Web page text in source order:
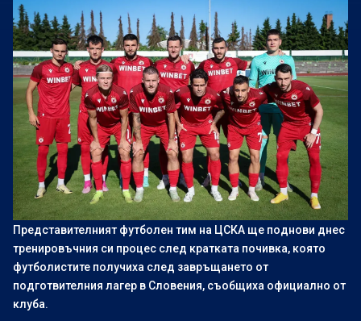
Представителният футболен тим на ЦСКА ще поднови днес
тренировъчния си процес след кратката почивка, която
футболистите получиха след завръщането от
подготвителния лагер в Словения, съобщиха официално от
клуба.